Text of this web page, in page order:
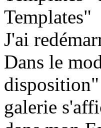
Templates"
J'ai
Dans le
galerie